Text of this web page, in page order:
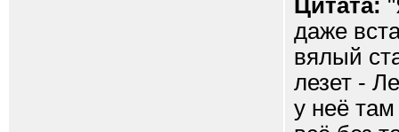
Цитата:
даже
вялый
лезет -
у неё